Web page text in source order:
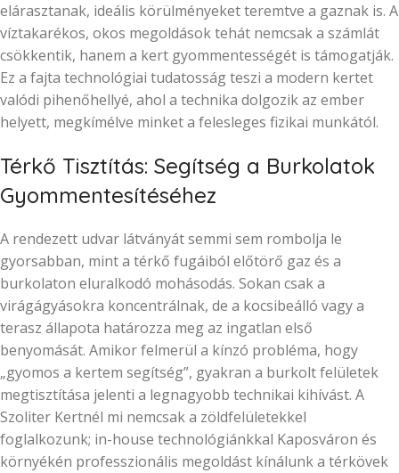
elárasztanak, ideális körülményeket teremtve a gaznak is. A
víztakarékos, okos megoldások tehát nemcsak a számlát
csökkentik, hanem a kert gyommentességét is támogatják.
Ez a fajta technológiai tudatosság teszi a modern kertet
valódi pihenőhellyé, ahol a technika dolgozik az ember
helyett, megkímélve minket a felesleges fizikai munkától.
Térkő Tisztítás: Segítség a Burkolatok
Gyommentesítéséhez
A rendezett udvar látványát semmi sem rombolja le
gyorsabban, mint a térkő fugáiból előtörő gaz és a
burkolaton eluralkodó mohásodás. Sokan csak a
virágágyásokra koncentrálnak, de a kocsibeálló vagy a
terasz állapota határozza meg az ingatlan első
benyomását. Amikor felmerül a kínzó probléma, hogy
„gyomos a kertem segítség”, gyakran a burkolt felületek
megtisztítása jelenti a legnagyobb technikai kihívást. A
Szoliter Kertnél mi nemcsak a zöldfelületekkel
foglalkozunk; in-house technológiánkkal Kaposváron és
környékén professzionális megoldást kínálunk a térkövek